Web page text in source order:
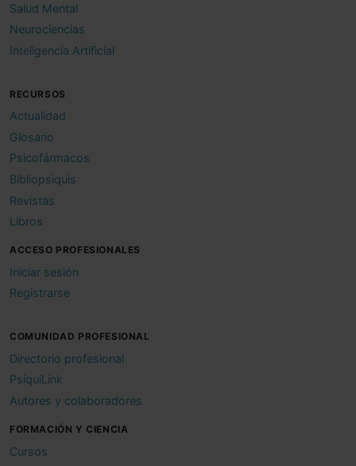
Salud Mental
Neurociencias
Inteligencia Artificial
RECURSOS
Actualidad
Glosario
Psicofármacos
Bibliopsiquis
Revistas
Libros
ACCESO PROFESIONALES
Iniciar sesión
Registrarse
COMUNIDAD PROFESIONAL
Directorio profesional
PsiquiLink
Autores y colaboradores
FORMACIÓN Y CIENCIA
Cursos